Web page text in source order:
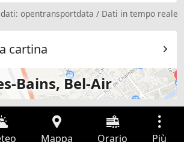
dati:opentransportdata / Dati in tempo reale
cartina
Bains, Bel-Air
Mappa Orario Più